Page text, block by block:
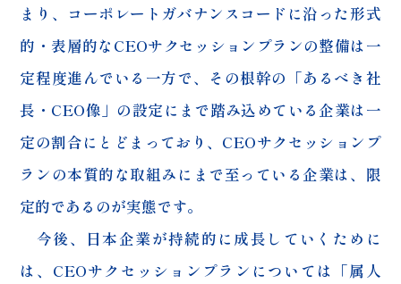
まり、コーポレートガバナンスコードに沿った形式
的・表層的なCEOサクセッションプランの整備は一
定程度進んでいる一方で、その根幹の「あるべき社
長・CEO像」の設定にまで踏み込めている企業は一
定の割合にとどまっており、CEOサクセッションプ
ランの本質的な取組みにまで至っている企業は、限
定的であるのが実態です。
今後、日本企業が持続的に成長していくために
は、CEOサクセッションプランについては「属人